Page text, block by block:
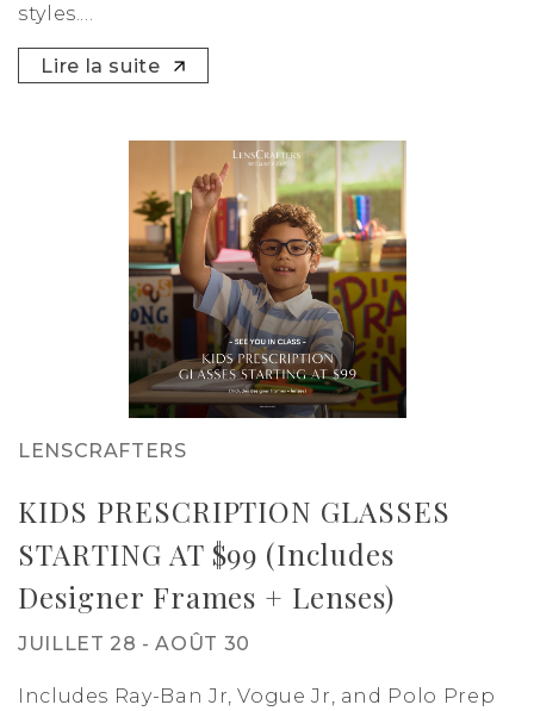
styles....
Lire la suite
LENSCRAFTERS
KIDS PRESCRIPTION GLASSES
STARTING AT $99 (Includes
Designer Frames + Lenses)
JUILLET 28 - AOÛT 30
Includes Ray-Ban Jr, Vogue Jr, and Polo Prep